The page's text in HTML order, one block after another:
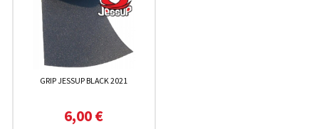
GRIP JESSUP BLACK 2021
6,00 €